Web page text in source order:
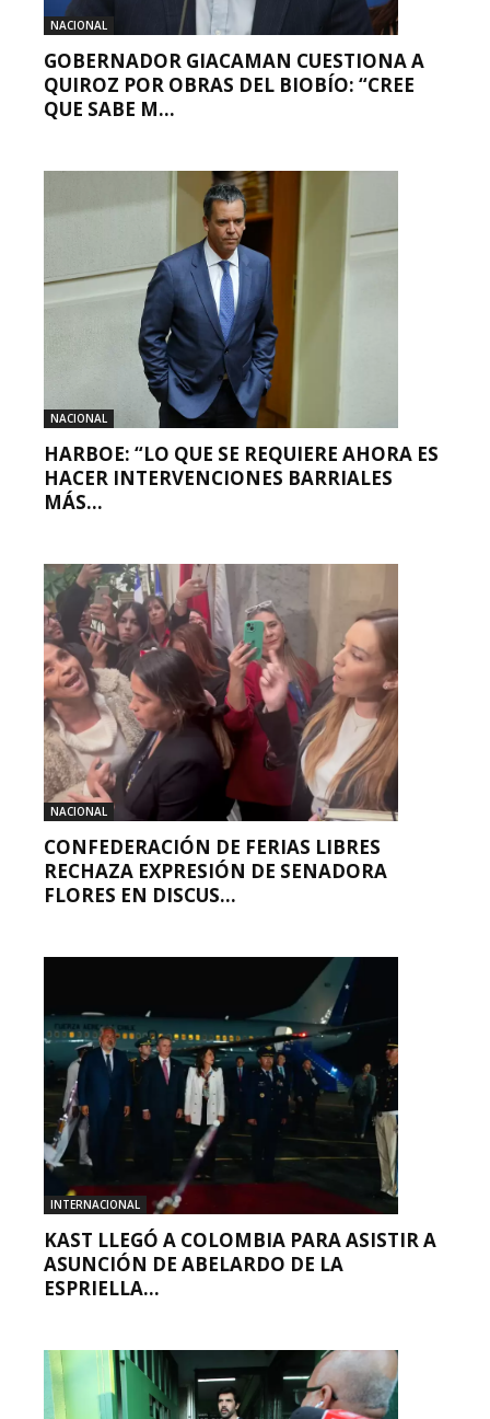
NACIONAL
GOBERNADOR GIACAMAN CUESTIONA A
QUIROZ POR OBRAS DEL BIOBÍO: “CREE
QUE SABE M...
NACIONAL
HARBOE: “LO QUE SE REQUIERE AHORA ES
HACER INTERVENCIONES BARRIALES
MÁS...
NACIONAL
CONFEDERACIÓN DE FERIAS LIBRES
RECHAZA EXPRESIÓN DE SENADORA
FLORES EN DISCUS...
INTERNACIONAL
KAST LLEGÓ A COLOMBIA PARA ASISTIR A
ASUNCIÓN DE ABELARDO DE LA
ESPRIELLA...